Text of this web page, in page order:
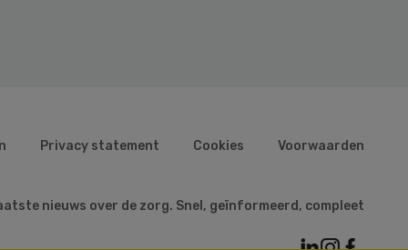
Privacy statement Cookies Voorwaarden
nieuws over de zorg. Snel, geïnformeerd, compleet